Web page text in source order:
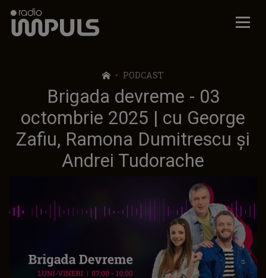
Radio Impuls
PODCAST
Brigada devreme - 03
octombrie 2025 | cu George
Zafiu, Ramona Dumitrescu și
Andrei Tudorache